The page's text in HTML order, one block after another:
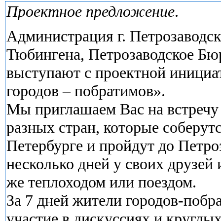
Проектное предложение.
Администрация г.
Тюбингена, Петрозаводское
выступают с проектной
городов – побратимов».
Мы приглашаем Вас на встречу
разных стран, которые
Петербурге и пройдут до
несколько дней у своих
же теплоходом или поездом.
За 7 дней жители городов-